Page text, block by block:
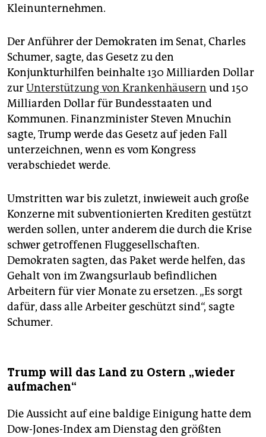
Kleinunternehmen.
Der Anführer der Demokraten im Senat, Charles
Schumer, sagte, das Gesetz zu den
Konjunkturhilfen beinhalte 130 Milliarden Dollar
zurUnterstützung von Krankenhäusern und 150
Milliarden Dollar für Bundesstaaten und
Kommunen. Finanzminister Steven Mnuchin
sagte, Trump werde das Gesetz auf jeden Fall
unterzeichnen, wenn es vom Kongress
verabschiedet werde.
Umstritten war bis zuletzt, inwieweit auch große
Konzerne mit subventionierten Krediten gestützt
werden sollen, unter anderem die durch die Krise
schwer getroffenen Fluggesellschaften.
Demokraten sagten, das Paket werde helfen, das
Gehalt von im Zwangsurlaub befindlichen
Arbeitern für vier Monate zu ersetzen. „Es sorgt
dafür, dass alle Arbeiter geschützt sind“, sagte
Schumer.
Trump will das Land zu Ostern „wieder
aufmachen“
Die Aussicht auf eine baldige Einigung hatte dem
Dow-Jones-Index am Dienstag den größten